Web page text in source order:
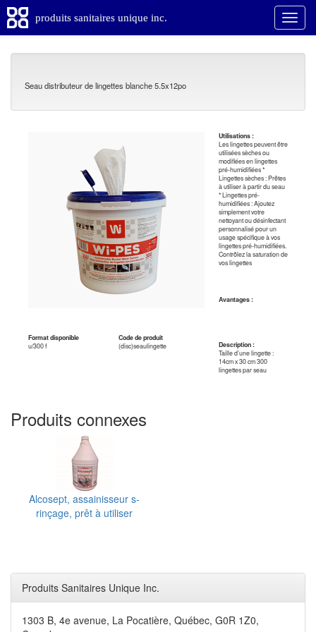
produits sanitaires unique inc.
Seau distributeur de lingettes blanche 5.5x12po
Format disponible
Code de produit
u/300 f
(disc)seaulingette
Utilisations :
Les lingettes peuvent être
utilisées sèches ou
modifiées en lingettes
pré-humidifiées *
Lingettes sèches : Prêtes
à utiliser à partir du seau
* Lingettes pré-
humidifiées : Ajoutez
simplement votre
nettoyant ou désinfectant
personnalisé pour un
usage spécifique à vos
lingettes pré-humidifiées.
Contrôlez la saturation de
vos lingettes
Avantages :
Description :
Taille d’une lingette :
14cm x 30 cm 300
lingettes par seau
Produits connexes
Alcosept, assainisseur s-
rinçage, prêt à utiliser
Produits Sanitaires Unique Inc.
1303 B, 4e avenue, La Pocatière, Québec, G0R 1Z0,